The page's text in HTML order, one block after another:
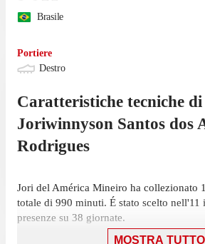
Brasile
Portiere
Destro
Caratteristiche tecniche di
Joriwinnyson Santos dos
Rodrigues
Jori del América Mineiro ha collezionato
totale di 990 minuti. É stato scelto nell'11
presenze su 38 giornate.
MOSTRA TUTTO